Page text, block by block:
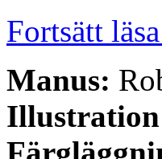
Fortsätt
Manus: